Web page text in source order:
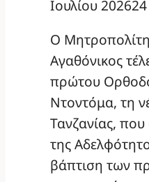
Ιουλίου 2026
Ο
Αγαθόνικος
πρώτου
Ντοντόμα, τη
Τανζανίας,
της
βάπτιση των